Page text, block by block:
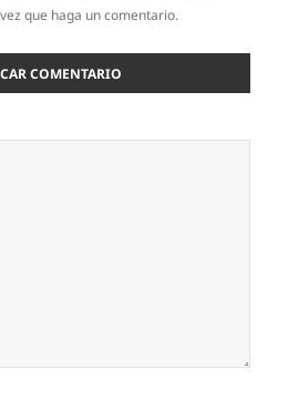
que haga un comentario.